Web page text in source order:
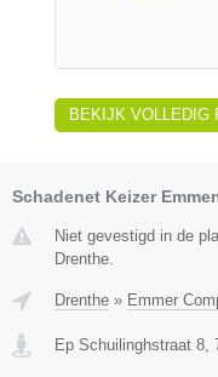
BEKIJK VOLLEDIG
Schadenet Keizer
Niet gevestigd in de
Drenthe.
Drenthe » Emmer
Ep Schuilinghstraat 8